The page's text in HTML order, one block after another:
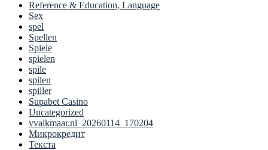
Reference & Education, Language
Sex
spel
Spellen
Spiele
spielen
spile
spilen
spiller
Supabet Casino
Uncategorized
vvalkmaar.nl_20260114_170204
Микрокредит
Текста